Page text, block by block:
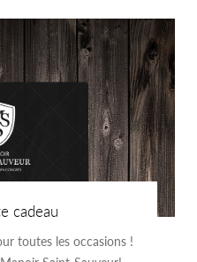
cadeau
toutes les occasions !